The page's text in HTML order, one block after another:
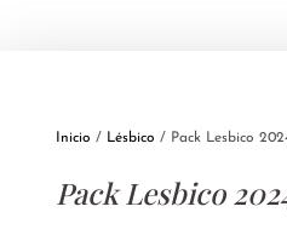
Inicio / Lésbico / Pack Lesbico
Pack Lesbico